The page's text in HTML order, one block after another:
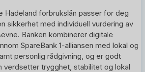
Hadeland forbrukslån passer for deg
sikkerhet med individuell vurdering av
Banken kombinerer digitale
SpareBank 1-alliansen med lokal og
personlig rådgivning, og er godt
verdsetter trygghet, stabilitet og lokal